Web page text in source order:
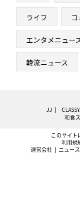
ライフ
エンタメニュー
韓流ニュース
JJ CLASSY.
和食
このサイト
利用規
運営会社
ニュー